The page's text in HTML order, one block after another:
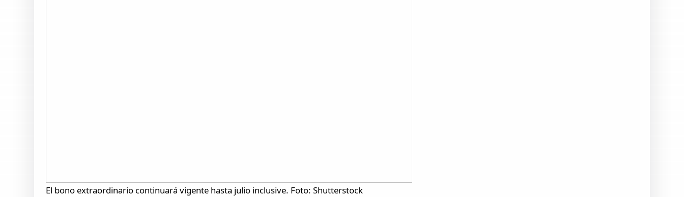
El bono extraordinario continuará vigente hasta julio inclusive. Foto: Shutterstock